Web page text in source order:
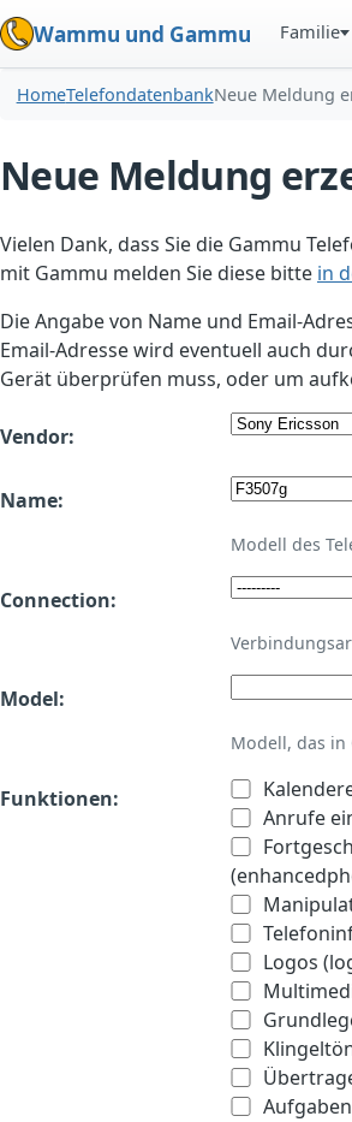
Wammu und Gammu Familie
HomeTelefondatenbankNeue Meldung
Neue Meldung
Vielen Dank, dass Sie die Gammu
mit Gammu melden Sie diese bitte in
Die Angabe von Name und Email-
Email-Adresse wird eventuell auch
Gerät überprüfen muss, oder um
Vendor:
Name:
Modell des
Connection:
Model:
Modell, das
Funktionen:
Anrufe
Logos